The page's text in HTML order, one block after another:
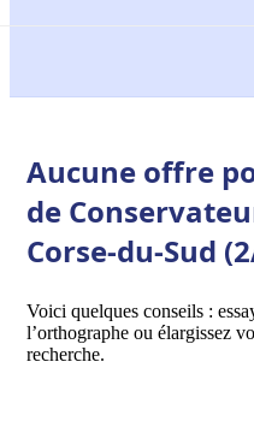
Aucune offre
de
Corse-du-Sud
Voici quelques conseils :
l’orthographe ou élargissez
recherche.